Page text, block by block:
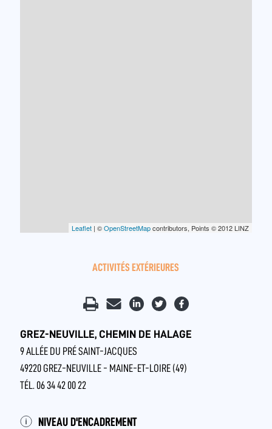
Leaflet | ©OpenStreetMapcontributors, Points © 2012 LINZ
ACTIVITÉS EXTÉRIEURES
GREZ-NEUVILLE, CHEMIN DE HALAGE
9 ALLÉE DU PRÉ SAINT-JACQUES
49220 GREZ-NEUVILLE - MAINE-ET-LOIRE (49)
TÉL. 06 34 42 00 22
NIVEAU D'ENCADREMENT